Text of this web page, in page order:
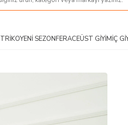
TRIKOYENI SEZONFERACEÜST GIYIMİÇ